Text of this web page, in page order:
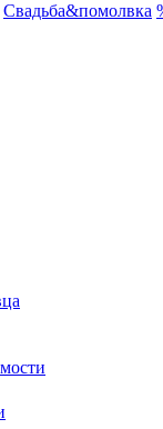
Свадьба&помолвка